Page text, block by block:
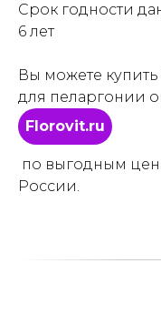
Срок годности
6 лет
Вы можете
для пеларгонии
Florovit.ru
по выгодным
России.